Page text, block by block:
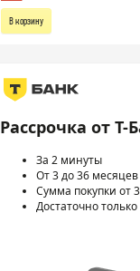
В корзину
Рассрочка от Т-
За 2 минуты
От 3 до 36 месяцев
Сумма покупки от
Достаточно только